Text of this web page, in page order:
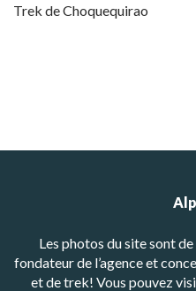
Trek de Choquequirao
Les photos du site sont
fondateur de l’agence et
et de trek! Vous pouvez